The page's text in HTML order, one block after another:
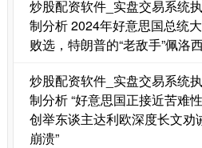
炒股配资软件_实盘交易系统
制分析 2024年好意思国总统
败选，特朗普的“老敌手”佩洛
炒股配资软件_实盘交易系统
制分析 “好意思国正接近苦难
创举东谈主达利欧深度长文劝
崩溃”